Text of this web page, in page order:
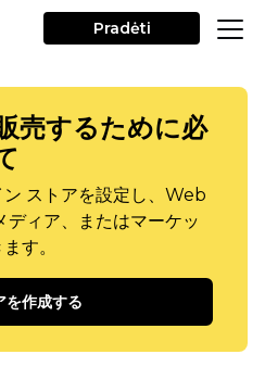
Pradėti
売するために必
ストアを設定し、Web
ディア、またはマーケッ
す。
を作成する